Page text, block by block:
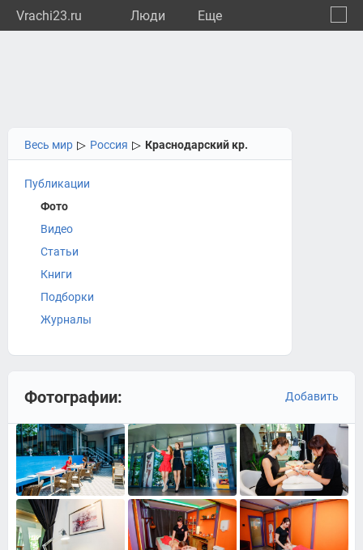
Vrachi23.ru Люди Eще
Весь мир ▷ Россия ▷ Краснодарский кр.
Публикации
Фото
Видео
Статьи
Книги
Подборки
Журналы
Фотографии: Добавить